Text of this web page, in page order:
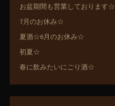
お盆期間も営業しております☆
7月のお休み☆
夏酒☆6月のお休み☆
初夏☆
春に飲みたいにごり酒☆